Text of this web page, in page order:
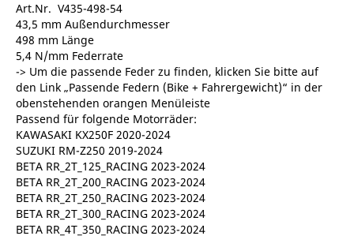
Art.Nr. V435-498-54
43,5 mm Außendurchmesser
498 mm Länge
5,4 N/mm Federrate
-> Um die passende Feder zu finden, klicken Sie bitte auf
den Link „Passende Federn (Bike + Fahrergewicht)“ in der
obenstehenden orangen Menüleiste
Passend für folgende Motorräder:
KAWASAKI KX250F 2020-2024
SUZUKI RM-Z250 2019-2024
BETA RR_2T_125_RACING 2023-2024
BETA RR_2T_200_RACING 2023-2024
BETA RR_2T_250_RACING 2023-2024
BETA RR_2T_300_RACING 2023-2024
BETA RR_4T_350_RACING 2023-2024